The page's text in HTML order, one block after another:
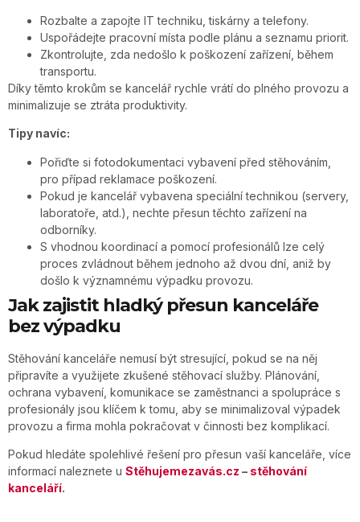
Rozbalte a zapojte IT techniku, tiskárny a telefony.
Uspořádejte pracovní místa podle plánu a seznamu priorit.
Zkontrolujte, zda nedošlo k poškození zařízení, během
transportu.
Díky těmto krokům se kancelář rychle vrátí do plného provozu a
minimalizuje se ztráta produktivity.
Tipy navíc:
Pořiďte si fotodokumentaci vybavení před stěhováním,
pro případ reklamace poškození.
Pokud je kancelář vybavena speciální technikou (servery,
laboratoře, atd.), nechte přesun těchto zařízení na
odborníky.
S vhodnou koordinací a pomocí profesionálů lze celý
proces zvládnout během jednoho až dvou dní, aniž by
došlo k významnému výpadku provozu.
Jak zajistit hladký přesun kanceláře
bez výpadku
Stěhování kanceláře nemusí být stresující, pokud se na něj
připravíte a využijete zkušené stěhovací služby. Plánování,
ochrana vybavení, komunikace se zaměstnanci a spolupráce s
profesionály jsou klíčem k tomu, aby se minimalizoval výpadek
provozu a firma mohla pokračovat v činnosti bez komplikací.
Pokud hledáte spolehlivé řešení pro přesun vaší kanceláře, více
informací naleznete u Stěhujemezavás.cz – stěhování
kanceláří.